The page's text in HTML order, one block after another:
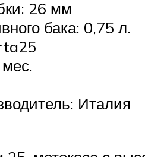
26 мм
бака: 0,75 л.
Италия